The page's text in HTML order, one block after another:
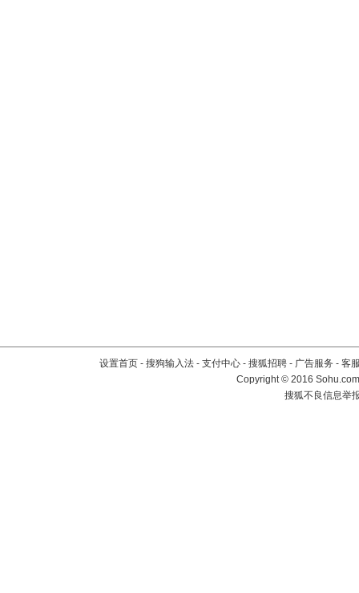
设置首页 - 搜狗输入法 - 支付中心 - 搜狐招聘 - 广告服务 - 客
Copyright©2016
搜狐不良信息举